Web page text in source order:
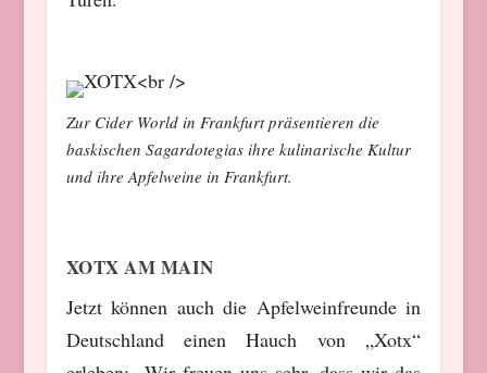
Zur Cider World in Frankfurt präsentieren die
baskischen Sagardotegias ihre kulinarische Kultur
und ihre Apfelweine in Frankfurt.
XOTX AM MAIN
Jetzt können auch die Apfelweinfreunde in
Deutschland einen Hauch von „Xotx“